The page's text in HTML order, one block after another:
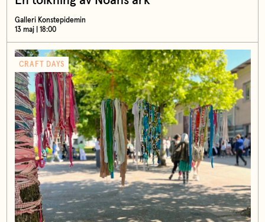
Galleri Konstepidemin
13 maj | 18:00
CRAFT DAYS